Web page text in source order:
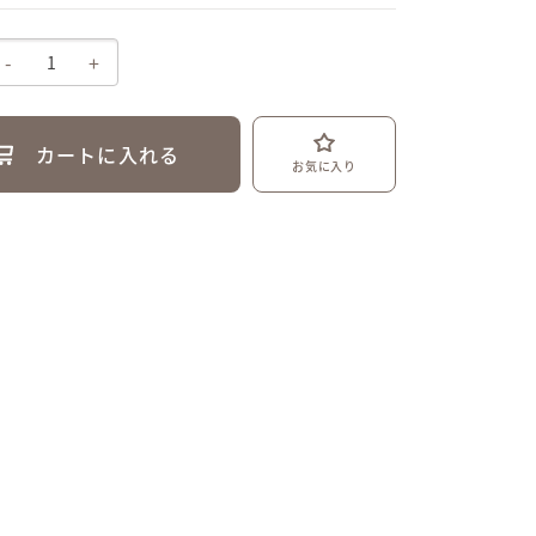
- +
カートに入れる お気に入り